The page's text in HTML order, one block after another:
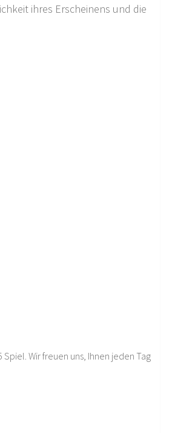
ihres Erscheinens und die
Wir freuen uns, Ihnen jeden Tag